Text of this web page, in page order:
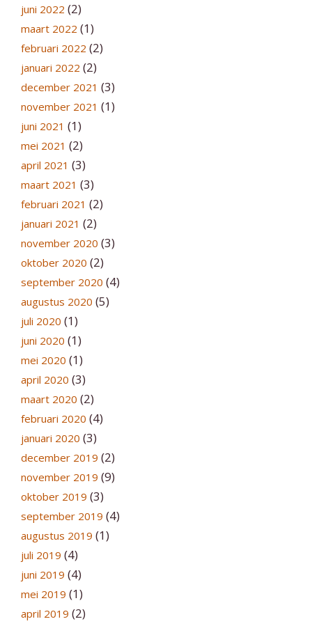
juni 2022 (2)
maart 2022 (1)
februari 2022 (2)
januari 2022 (2)
december 2021 (3)
november 2021 (1)
juni 2021 (1)
mei 2021 (2)
april 2021 (3)
maart 2021 (3)
februari 2021 (2)
januari 2021 (2)
november 2020 (3)
oktober 2020 (2)
september 2020 (4)
augustus 2020 (5)
juli 2020 (1)
juni 2020 (1)
mei 2020 (1)
april 2020 (3)
maart 2020 (2)
februari 2020 (4)
januari 2020 (3)
december 2019 (2)
november 2019 (9)
oktober 2019 (3)
september 2019 (4)
augustus 2019 (1)
juli 2019 (4)
juni 2019 (4)
mei 2019 (1)
april 2019 (2)